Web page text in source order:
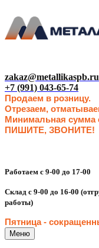
zakaz@metallikaspb.ru
+7 (991) 043-65-74
Продаем в розницу.
Отрезаем,
Минимальная сумма
ПИШИТЕ, ЗВОНИТЕ!
Работаем с 9-00 до 17-00
Склад с 9-00 до 16-00
работы)
Пятница - сокращенн
Меню